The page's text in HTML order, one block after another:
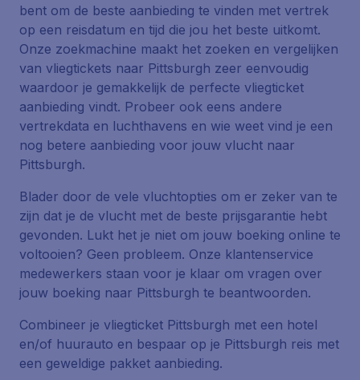
bent om de beste aanbieding te vinden met vertrek
op een reisdatum en tijd die jou het beste uitkomt.
Onze zoekmachine maakt het zoeken en vergelijken
van vliegtickets naar Pittsburgh zeer eenvoudig
waardoor je gemakkelijk de perfecte vliegticket
aanbieding vindt. Probeer ook eens andere
vertrekdata en luchthavens en wie weet vind je een
nog betere aanbieding voor jouw vlucht naar
Pittsburgh.
Blader door de vele vluchtopties om er zeker van te
zijn dat je de vlucht met de beste prijsgarantie hebt
gevonden. Lukt het je niet om jouw boeking online te
voltooien? Geen probleem. Onze klantenservice
medewerkers staan voor je klaar om vragen over
jouw boeking naar Pittsburgh te beantwoorden.
Combineer je vliegticket Pittsburgh met een hotel
en/of huurauto en bespaar op je Pittsburgh reis met
een geweldige pakket aanbieding.